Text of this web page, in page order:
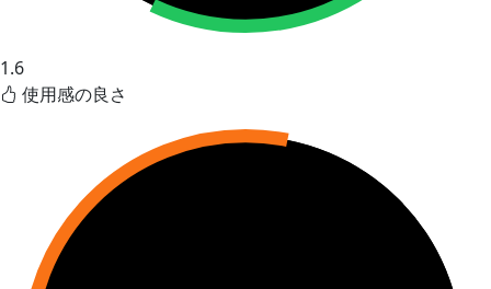
1.6
使用感の良さ